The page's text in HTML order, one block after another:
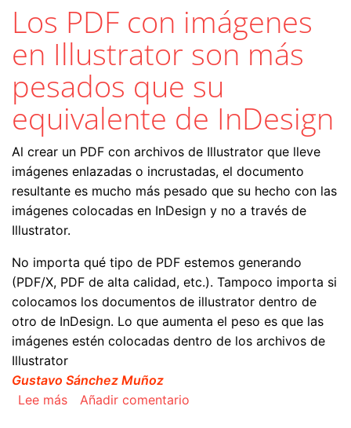
Los PDF con imágenes
en Illustrator son más
pesados que su
equivalente de InDesign
Al crear un PDF con archivos de Illustrator que lleve
imágenes enlazadas o incrustadas, el documento
resultante es mucho más pesado que su hecho con las
imágenes colocadas en InDesign y no a través de
Illustrator.
No importa qué tipo de PDF estemos generando
(PDF/X, PDF de alta calidad, etc.). Tampoco importa si
colocamos los documentos de illustrator dentro de
otro de InDesign. Lo que aumenta el peso es que las
imágenes estén colocadas dentro de los archivos de
Illustrator
Gustavo Sánchez Muñoz
Lee mássobre Los PDF con imágenes en Illustrator
Añadir comentario